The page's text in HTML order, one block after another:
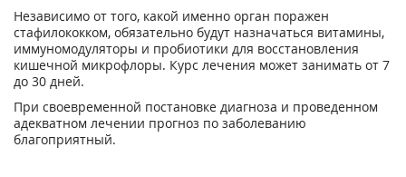
Независимо от того, какой именно орган поражен
стафилококком, обязательно будут назначаться витамины,
иммуномодуляторы и пробиотики для восстановления
кишечной микрофлоры. Курс лечения может занимать от 7
до 30 дней.
При своевременной постановке диагноза и проведенном
адекватном лечении прогноз по заболеванию
благоприятный.